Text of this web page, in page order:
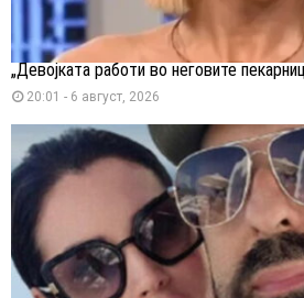
„Девојката работи во неговите
20:01 - 6 август, 2026